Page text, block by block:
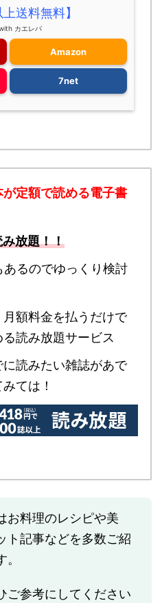
上送料無料】
カエレバ
Amazon
7net
が定額で読める電子書
放題！！
るのでゆっくり検討
額料金を払うだけで
読み放題サービス
読みたい雑誌があで
ては！
お料理のレシピや美
ト記事などを多数ご紹
ご参考にしてください